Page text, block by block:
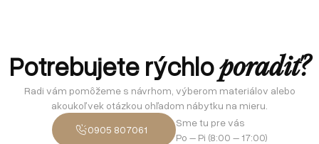
Potrebujete rýchloporadiť?
Radi vám pomôžeme s návrhom, výberom materiálov alebo
akoukoľvek otázkou ohľadom nábytku na mieru.
0905 807061
Sme tu pre vás
Po – Pi (8:00 – 17:00)